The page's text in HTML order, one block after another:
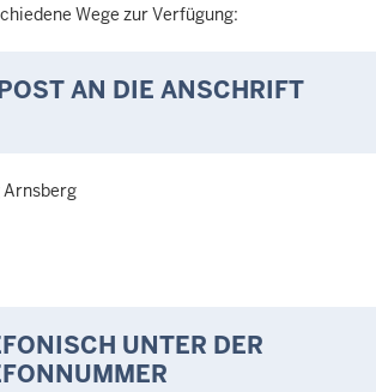
Wege zur Verfügung:
AN DIE ANSCHRIFT
UNTER DER